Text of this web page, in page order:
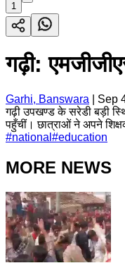
1
गढ़ी:
Garhi, Banswara
Sep
गढ़ी उपखण्ड के सरेडी बड़ी
पहुँचीं। छात्राओं ने अपने
#national #education
MORE NEWS